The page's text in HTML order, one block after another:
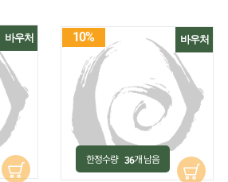
바우처 바우처
10%
한정수량 36개 남음